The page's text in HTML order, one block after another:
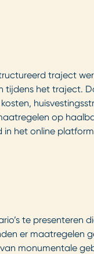
traject
het traject.
op
in het online
te presenteren
er maatregelen
monumentale